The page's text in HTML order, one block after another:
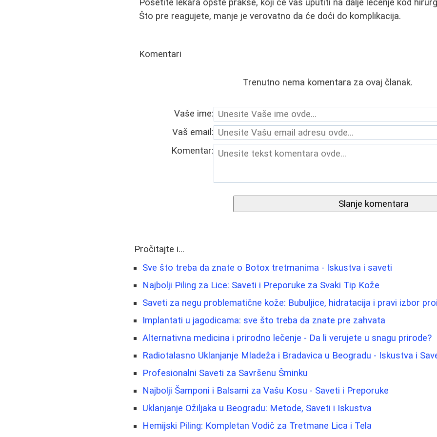
Posetite lekara opšte prakse, koji će vas uputiti na dalje lečenje kod
Što pre reagujete, manje je verovatno da će doći do komplikacija.
Komentari
Trenutno nema komentara za ovaj članak.
Vaše ime:
Vaš email:
Komentar:
Slanje komentara
Pročitajte i...
Sve što treba da znate o Botox tretmanima - Iskustva i saveti
Najbolji Piling za Lice: Saveti i Preporuke za Svaki Tip Kože
Saveti za negu problematične kože: Bubuljice, hidratacija i pravi izbor
Implantati u jagodicama: sve što treba da znate pre zahvata
Alternativna medicina i prirodno lečenje - Da li verujete u snagu prirode?
Radiotalasno Uklanjanje Mladeža i Bradavica u Beogradu - Iskustva i
Profesionalni Saveti za Savršenu Šminku
Najbolji Šamponi i Balsami za Vašu Kosu - Saveti i Preporuke
Uklanjanje Ožiljaka u Beogradu: Metode, Saveti i Iskustva
Hemijski Piling: Kompletan Vodič za Tretmane Lica i Tela